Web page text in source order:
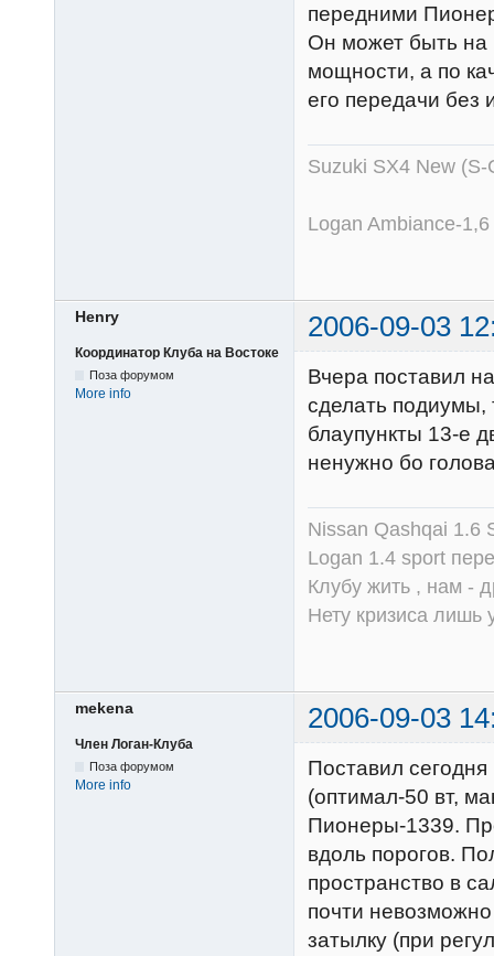
передними
Он может быть на
мощности, а по
его передачи
Suzuki SX4 New (S-
Logan Ambiance-
Henry 2006-09-03
Координатор Клуба на Востоке
Поза форумом
More info
Вчера поставил
сделать подиумы,
блаупункты 13-е
ненужно бо
Nissan Qashqai 1.6
Logan 1.4 sport
Клубу жить , нам -
Нету кризиса
mekena 2006-09-03
Член Логан-Клуба
Поза форумом
More info
Поставил
(оптимал-50 вт,
Пионеры-1339.
вдоль порогов.
пространство в
почти невозможно
затылку (при